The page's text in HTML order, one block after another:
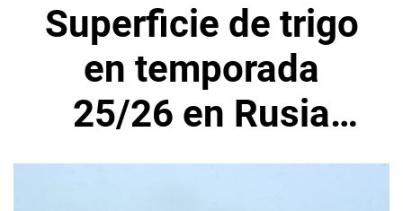
Superficie de trigo
en temporada
25/26 en Rusia
retrocederá a 15,4